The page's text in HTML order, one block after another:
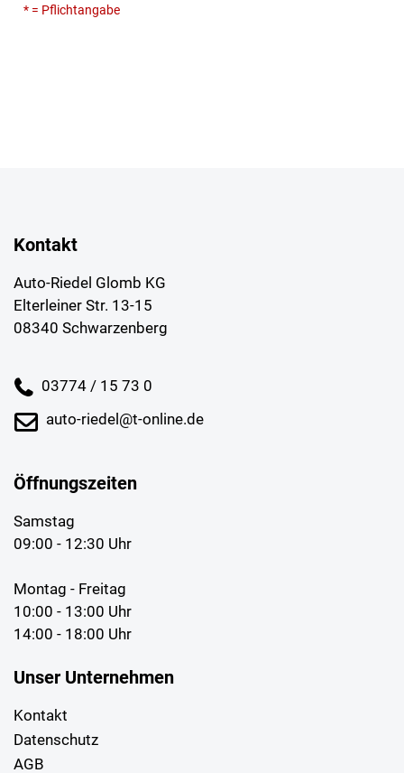
* = Pflichtangabe
Kontakt
Auto-Riedel Glomb KG
Elterleiner Str. 13-15
08340 Schwarzenberg
03774 / 15 73 0
auto-riedel@t-online.de
Öffnungszeiten
Samstag
09:00 - 12:30 Uhr
Montag - Freitag
10:00 - 13:00 Uhr
14:00 - 18:00 Uhr
Unser Unternehmen
Kontakt
Datenschutz
AGB